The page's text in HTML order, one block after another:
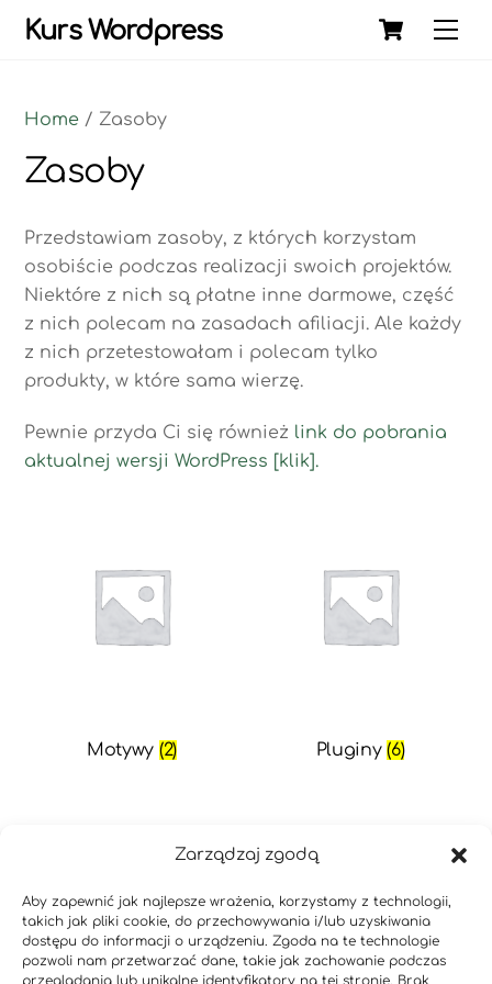
Zarządzaj zgodą
Aby zapewnić jak najlepsze wrażenia, korzystamy z technologii,
takich jak pliki cookie, do przechowywania i/lub uzyskiwania
dostępu do informacji o urządzeniu. Zgoda na te technologie
pozwoli nam przetwarzać dane, takie jak zachowanie podczas
przeglądania lub unikalne identyfikatory na tej stronie. Brak
Skip
Cart
Kurs Wordpress
Home / Zasoby
Zasoby
Przedstawiam zasoby, z których korzystam
osobiście podczas realizacji swoich projektów.
Niektóre z nich są płatne inne darmowe, część
z nich polecam na zasadach afiliacji. Ale każdy
z nich przetestowałam i polecam tylko
produkty, w które sama wierzę.
Pewnie przyda Ci się również link do pobrania
aktualnej wersji WordPress [klik].
Motywy (2) Pluginy(6)